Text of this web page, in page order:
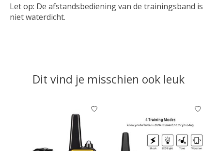
Let op: De afstandsbediening van de trainingsband is
niet waterdicht.
Dit vind je misschien ook leuk
Items van productcarrousel